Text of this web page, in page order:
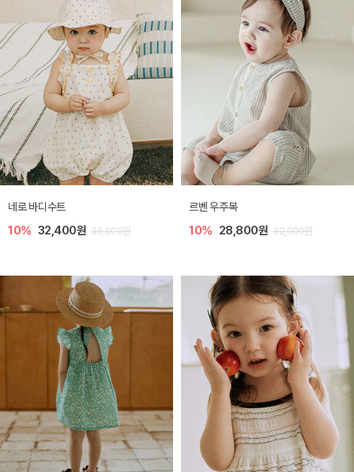
네로 바디수트
10% 32,400원 36,000원
르벤 우주복
10% 28,800원 32,000원